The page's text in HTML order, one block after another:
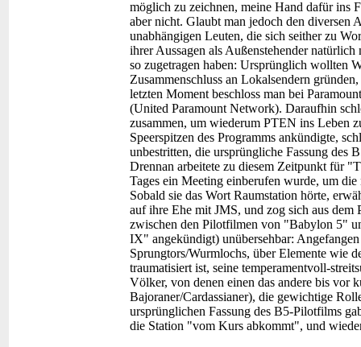
möglich zu zeichnen, meine Hand dafür ins
aber nicht. Glaubt man jedoch den diversen
unabhängigen Leuten, die sich seither zu
ihrer Aussagen als Außenstehender
so zugetragen haben: Ursprünglich wollten
Zusammenschluss an Lokalsendern
letzten Moment beschloss man bei
(United Paramount Network). Daraufhin
zusammen, um wiederum PTEN ins Leben
Speerspitzen des Programms ankündigte,
unbestritten, die ursprüngliche Fassung
Drennan arbeitete zu diesem Zeitpunkt für
Tages ein Meeting einberufen wurde, um
Sobald sie das Wort Raumstation hörte,
auf ihre Ehe mit JMS, und zog sich aus
zwischen den Pilotfilmen von "Babylon 5"
IX" angekündigt) unübersehbar:
Sprungtors/Wurmlochs, über Elemente wie
traumatisiert ist, seine temperamentvoll-
Völker, von denen einen das andere bis vor
Bajoraner/Cardassianer), die gewichtige
ursprünglichen Fassung des B5-Pilotfilms
die Station "vom Kurs abkommt", und